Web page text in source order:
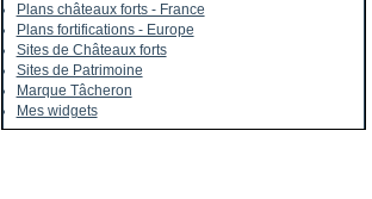
Plans châteaux forts - France
Plans fortifications - Europe
Sites de Châteaux forts
Sites de Patrimoine
Marque Tâcheron
Mes widgets